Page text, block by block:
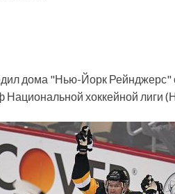
дома "Нью-Йорк Рейнджерс"
хоккейной лиги